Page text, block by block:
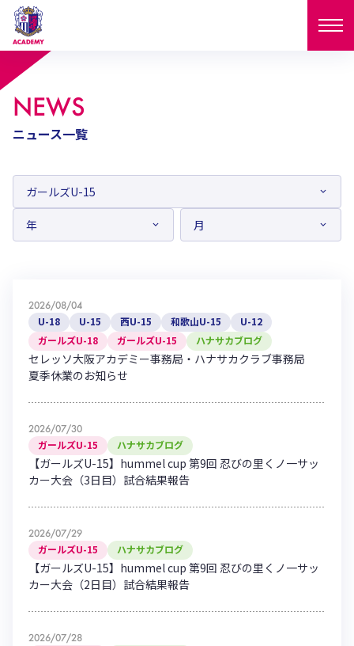
ニュース
U-18 U-15
ガールズU-15 セレクション
試合日程
西U-15
U-12 ガールズU-18
ガールズU-15
選手
PLAYERS
U-18 U-15
西U-15 和歌山U-15
ガールズU-15
スタッフ
SELECTION
セレクション
アカデミー
フィロソフィー
ハナサカクラブ
セレッソ大阪 レディース
NEWS
ニュース一覧
2026/08/04
U-18 U-15 西U-15 和歌山U-15
U-12
ガールズU-18
ガールズU-15 ハナサカブログ
セレッソ大阪アカデミー事務局・ハナサカクラブ事務局
夏季休業のお知らせ
2026/07/30
ガールズU-15 ハナサカブログ
【ガールズU-15】hummel cup 第9回 忍びの里くノ一サッ
カー大会（3日目）試合結果報告
2026/07/29
ガールズU-15 ハナサカブログ
【ガールズU-15】hummel cup 第9回 忍びの里くノ一サッ
カー大会（2日目）試合結果報告
2026/07/28